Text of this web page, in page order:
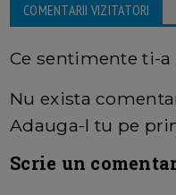
COMENTARII VIZITATORI
Ce sentimente ti-
Nu exista
Adauga-l tu pe
Scrie un